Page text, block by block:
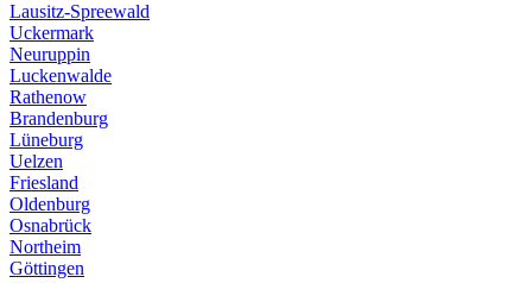
Lausitz-Spreewald
Uckermark
Neuruppin
Luckenwalde
Rathenow
Brandenburg
Lüneburg
Uelzen
Friesland
Oldenburg
Osnabrück
Northeim
Göttingen